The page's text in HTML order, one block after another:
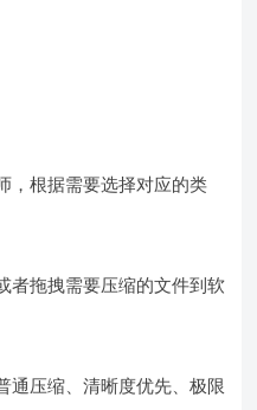
，根据需要选择对应的类
者拖拽需要压缩的文件到软
通压缩、清晰度优先、极限